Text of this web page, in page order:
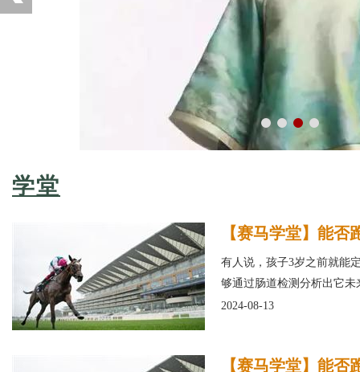
学堂
【赛马学堂】能
有人说，孩子3岁之前就能
够通过肠道检测分析出它未
2024-08-13
【赛马学堂】能